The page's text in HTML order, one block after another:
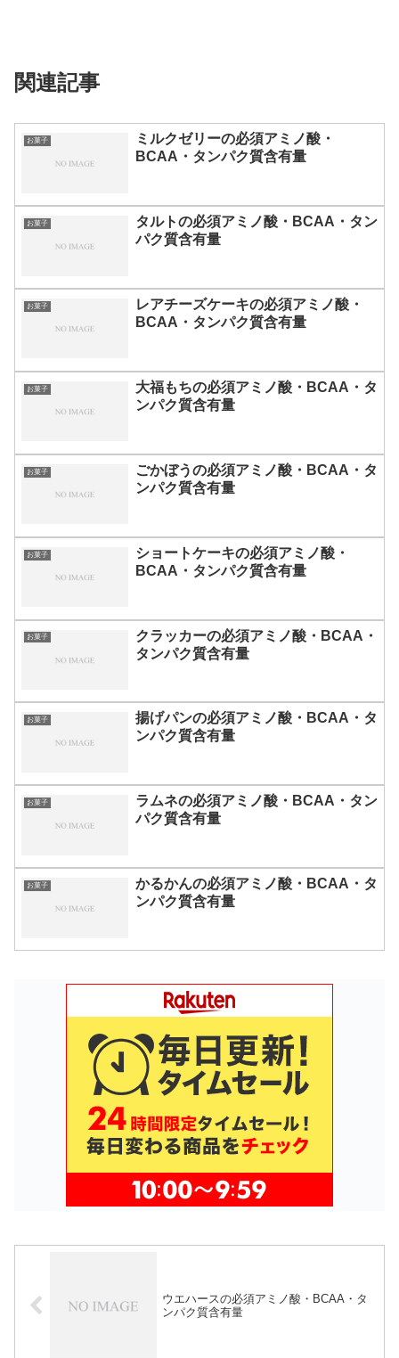
関連記事
お菓子
ミルクゼリーの必須アミノ酸・
BCAA・タンパク質含有量
お菓子
タルトの必須アミノ酸・BCAA・タン
パク質含有量
お菓子
レアチーズケーキの必須アミノ酸・
BCAA・タンパク質含有量
お菓子
大福もちの必須アミノ酸・BCAA・タ
ンパク質含有量
お菓子
ごかぼうの必須アミノ酸・BCAA・タ
ンパク質含有量
お菓子
ショートケーキの必須アミノ酸・
BCAA・タンパク質含有量
お菓子
クラッカーの必須アミノ酸・BCAA・
タンパク質含有量
お菓子
揚げパンの必須アミノ酸・BCAA・タ
ンパク質含有量
お菓子
ラムネの必須アミノ酸・BCAA・タン
パク質含有量
お菓子
かるかんの必須アミノ酸・BCAA・タ
ンパク質含有量
ウエハースの必須アミノ酸・BCAA・タ
ンパク質含有量